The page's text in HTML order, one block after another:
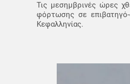
Τις μεσημβρινές ώρες
φόρτωσης σε
Κεφαλληνίας.